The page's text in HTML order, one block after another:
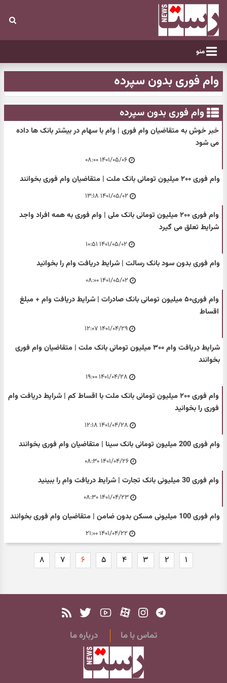
منو
وام فوری بدون سپرده
وام فوری بدون سپرده
خبر خوش به متقاضیان وام فوری | وام با سهام در بیشتر بانک‌ ها داده
می شود
۱۴۰۱/۰۵/۰۶ ۰۸:۰۰
وام فوری ۲۰۰ میلیون تومانی بانک ملت | متقاضیان وام فوری بخوانند
۱۴۰۱/۰۵/۰۲ ۱۳:۱۸
وام فوری ۲۰۰ میلیون تومانی بانک ملی | وام فوری به همه افراد واجد
شرایط تعلق می گیرد
۱۴۰۱/۰۵/۰۲ ۱۰:۵۱
وام فوری بدون سود بانک رسالت | شرایط دریافت وام را بخوانید
۱۴۰۱/۰۵/۰۲ ۰۸:۰۰
وام فوری۵۰ میلیون تومانی بانک صادرات | شرایط دریافت وام + مبلغ
اقساط
۱۴۰۱/۰۴/۲۹ ۱۲:۰۷
شرایط دریافت وام ۳۰۰ میلیون تومانی بانک ملت | متقاضیان وام فوری
بخوانند
۱۴۰۱/۰۴/۲۸ ۱۹:۰۰
وام فوری ۲۰۰ میلیون تومانی بانک ملت با اقساط کم | شرایط دریافت وام
فوری را بخوانید
۱۴۰۱/۰۴/۲۸ ۱۲:۱۸
وام فوری 200 میلیون تومانی بانک سینا | متقاضیان وام فوری بخوانند
۱۴۰۱/۰۴/۲۶ ۰۸:۳۰
وام فوری 30 میلیونی بانک تجارت | شرایط دریافت وام را ببینید
۱۴۰۱/۰۴/۲۳ ۰۸:۳۰
وام فوری 100 میلیونی مسکن بدون ضامن | متقاضیان وام فوری بخوانند
۱۴۰۱/۰۴/۲۲ ۲۱:۰۰
۱ ۲ ۳ ۴ ۵ ۶ ۷ ۸
تماس با ما درباره ما